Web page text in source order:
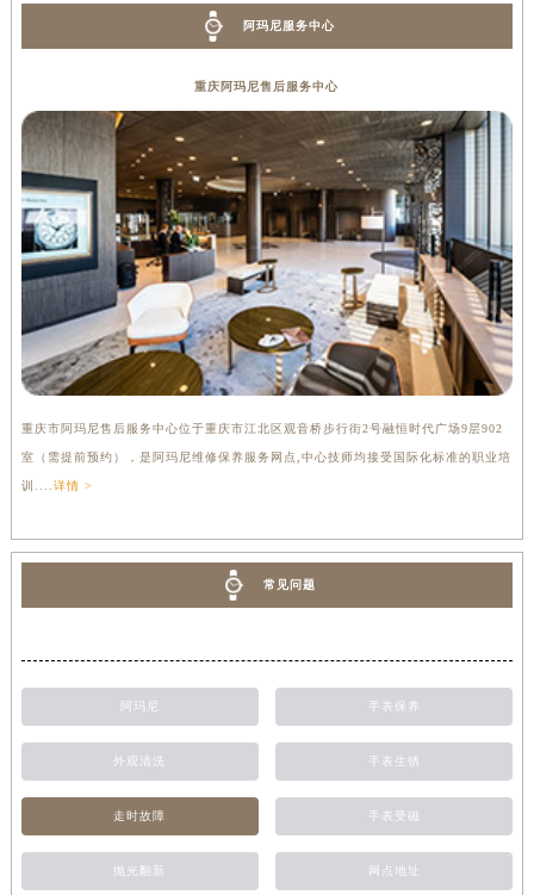
阿玛尼服务中心
重庆阿玛尼售后服务中心
重庆市阿玛尼售后服务中心位于重庆市江北区观音桥步行街2号融恒时代广场9层902
室（需提前预约），是阿玛尼维修保养服务网点,中心技师均接受国际化标准的职业培
训.... 详情 >
常见问题
阿玛尼 手表保养
外观清洗 手表生锈
走时故障 手表受磁
抛光翻新 网点地址